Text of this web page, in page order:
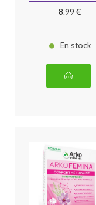
8.99 €
En stock